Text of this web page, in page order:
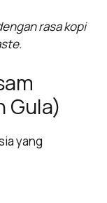
rasa kopi
Gula)
yang